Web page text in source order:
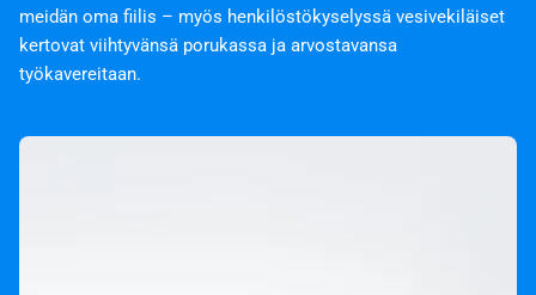
meidän oma fiilis – myös henkilöstökyselyssä vesivekiläiset
kertovat viihtyvänsä porukassa ja arvostavansa
työkavereitaan.